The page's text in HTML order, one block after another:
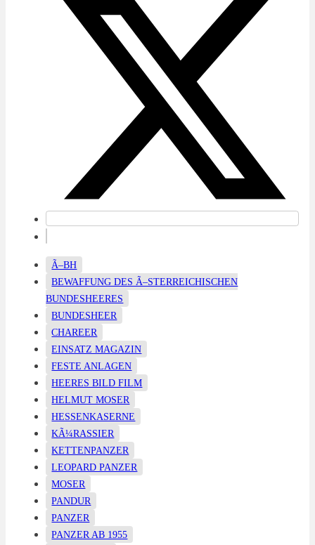
Ã–BH
BEWAFFUNG DES Ã–STERREICHISCHEN
BUNDESHEERES
BUNDESHEER
CHAREER
EINSATZ MAGAZIN
FESTE ANLAGEN
HEERES BILD FILM
HELMUT MOSER
HESSENKASERNE
KÃ¼RASSIER
KETTENPANZER
LEOPARD PANZER
MOSER
PANDUR
PANZER
PANZER AB 1955